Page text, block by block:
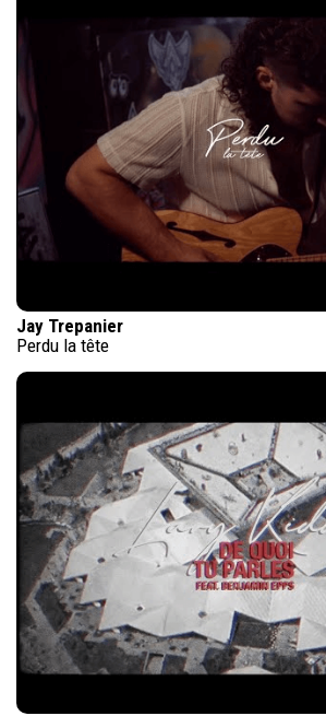
Jay Trepanier
Perdu la tête